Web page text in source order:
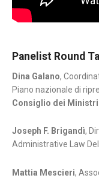
Panelist Round
Dina Galano,
Piano nazionale di
Consiglio dei Ministri
Joseph F. Brigandì,
Administrative Law
Mattia Mescieri,